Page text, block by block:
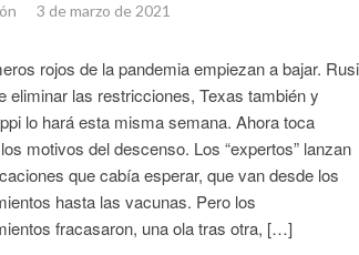
3 de marzo de 2021
rojos de la pandemia empiezan a bajar.
eliminar las restricciones, Texas también y
lo hará esta misma semana. Ahora toca
motivos del descenso. Los “expertos” lanzan
que cabía esperar, que van desde los
hasta las vacunas. Pero los
fracasaron, una ola tras otra, […]